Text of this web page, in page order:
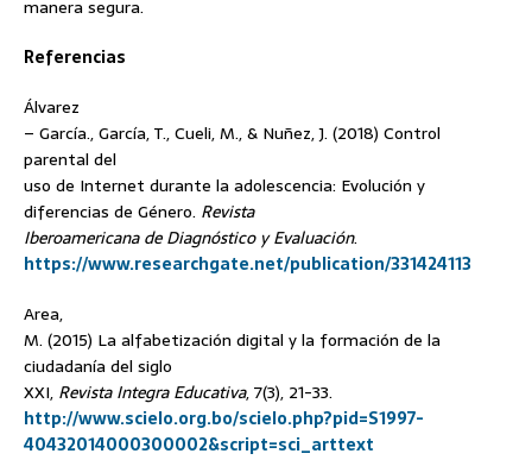
manera segura.
Referencias
Álvarez
– García., García, T., Cueli, M., & Nuñez, J. (2018) Control
parental del
uso de Internet durante la adolescencia: Evolución y
diferencias de Género. Revista
Iberoamericana de Diagnóstico y Evaluación.
https://www.researchgate.net/publication/331424113
Area,
M. (2015) La alfabetización digital y la formación de la
ciudadanía del siglo
XXI, Revista Integra Educativa, 7(3), 21-33.
http://www.scielo.org.bo/scielo.php?pid=S1997-
40432014000300002&script=sci_arttext